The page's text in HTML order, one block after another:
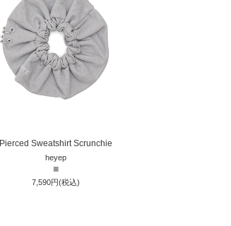
Pierced Sweatshirt Scrunchie
heyep
■
7,590円(税込)